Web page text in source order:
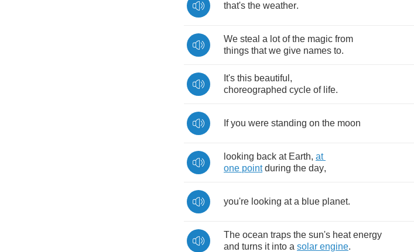
that's the weather.
We steal a lot of the magic from
things that we give names to.
It's this beautiful ,
choreographed cycle of life.
If you were standing on the moon
looking back at Earth, at
one point during the day,
you're looking at a blue planet.
The ocean traps the sun's heat energy
and turns it into a solar engine.